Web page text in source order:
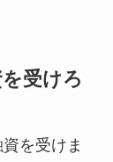
受けろ
を受けま